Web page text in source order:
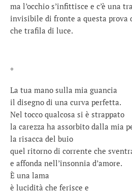
ma l’occhio s’infittisce e c’è una
invisibile di fronte a questa prova
che trafila di luce.
*
La tua mano sulla mia guancia
il disegno di una curva perfetta.
Nel tocco qualcosa si è strappato
la carezza ha assorbito dalla mia
la risacca del buio
quel ritorno di corrente che
e affonda nell’insonnia d’amore.
È una lama
è lucidità che ferisce e